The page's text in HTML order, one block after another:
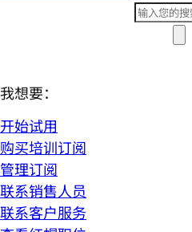
我想要：
开始试用
购买培训订阅
管理订阅
联系销售人员
联系客户服务